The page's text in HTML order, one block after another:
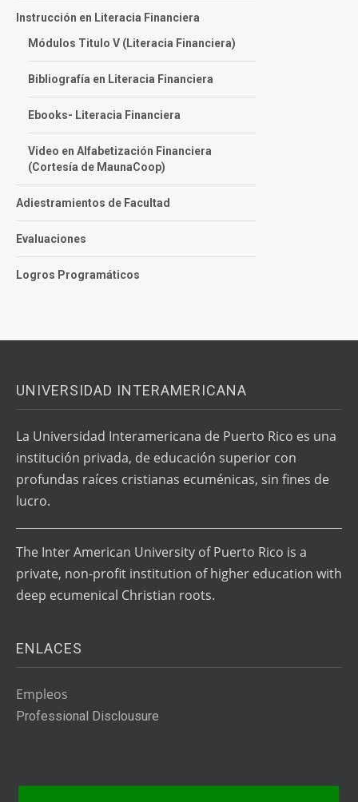
Instrucción en Literacia Financiera
Módulos Titulo V (Literacia Financiera)
Bibliografía en Literacia Financiera
Ebooks- Literacia Financiera
Video en Alfabetización Financiera
(Cortesía de MaunaCoop)
Adiestramientos de Facultad
Evaluaciones
Logros Programáticos
UNIVERSIDAD INTERAMERICANA
La Universidad Interamericana de Puerto Rico es una
institución privada, de educación superior con
profundas raíces cristianas ecuménicas, sin fines de
lucro.
The Inter American University of Puerto Rico is a
private, non-profit institution of higher education with
deep ecumenical Christian roots.
ENLACES
Empleos
Professional Disclousure